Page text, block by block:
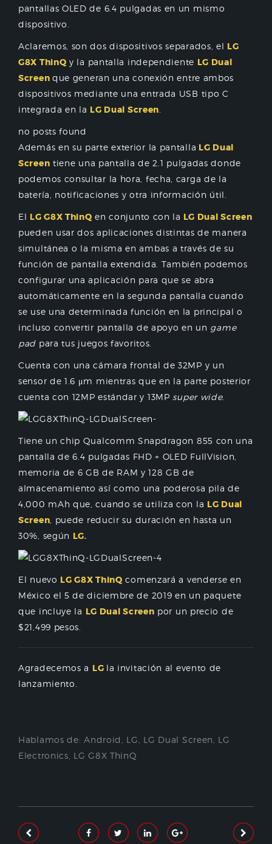
pantallas OLED de 6.4 pulgadas en un mismo
dispositivo.
Aclaremos, son dos dispositivos separados, el LG
G8X ThinQ y la pantalla independiente LG Dual
Screen que generan una conexión entre ambos
dispositivos mediante una entrada USB tipo C
integrada en la LG Dual Screen
no posts found
Además en su parte exterior la pantalla LG Dual
Screen tiene una pantalla de 2.1 pulgadas donde
podemos consultar la hora, fecha, carga de la
batería, notificaciones y otra información útil.
El LG G8X ThinQ en conjunto con la LG Dual Screen
pueden usar dos aplicaciones distintas de manera
simultánea o la misma en ambas a través de su
función de pantalla extendida. También podemos
configurar una aplicación para que se abra
automáticamente en la segunda pantalla cuando
se use una determinada función en la principal o
incluso convertir pantalla de apoyo en un game
pad para tus juegos favoritos.
Cuenta con una cámara frontal de 32MP y un
sensor de 1.6 μm mientras que en la parte posterior
cuenta con 12MP estándar y 13MP super wide.
Tiene un chip Qualcomm Snapdragon 855 con una
pantalla de6.4 pulgadas FHD + OLED FullVision,
memoria de 6 GB de RAM y 128 GB de
almacenamiento así como una poderosa pila de
4,000 mAh que, cuando se utiliza con la LG Dual
Screen , puede reducir su duración en hasta un
30%, según LG.
El nuevo LG G8X ThinQ comenzará a venderse en
México el 5 de diciembre de 2019 en un paquete
que incluye la LG Dual Screen por un precio de
$21,499 pesos.
Agradecemos a LG la invitación al evento de
lanzamiento.
Hablamos de:Android LG LG Dual Screen
LG
Electronics LG G8X ThinQ